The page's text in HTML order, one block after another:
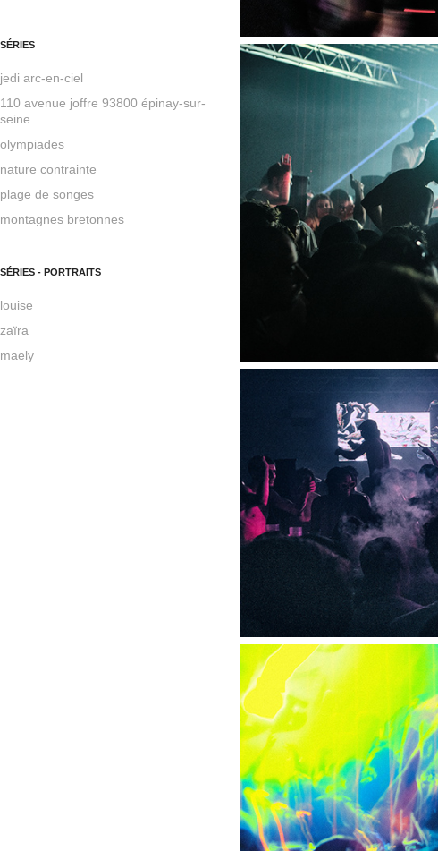
SÉRIES
jedi arc-en-ciel
110 avenue joffre 93800 épinay-sur-
seine
olympiades
nature contrainte
plage de songes
montagnes bretonnes
SÉRIES - PORTRAITS
louise
zaïra
maely